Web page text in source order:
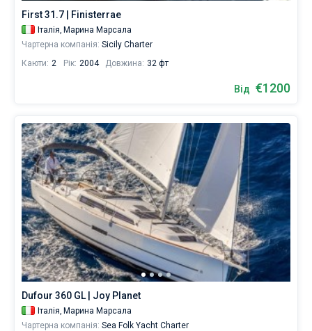
можете
знайти
20
Поруч
Марина
Марсала.
First 31.7 | Finisterrae
Італія, Марина Марсала
Чартерна компанія: Sicily Charter
Каюти: 2 Рік: 2004 Довжина: 32 фт
Від €1200
Dufour 360 GL | Joy Planet
Італія, Марина Марсала
Чартерна компанія: Sea Folk Yacht Charter
Без шкіпера
Зі шкіпером
Показати результати(20)